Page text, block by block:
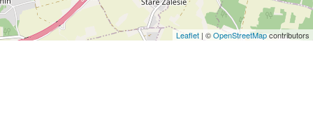
Leaflet | ©OpenStreetMapcontributors